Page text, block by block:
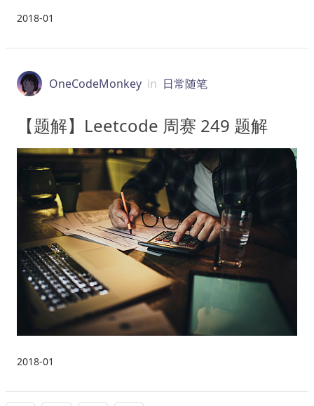
2018-01
OneCodeMonkey in 日常随笔
【题解】Leetcode 周赛 249 题解
2018-01